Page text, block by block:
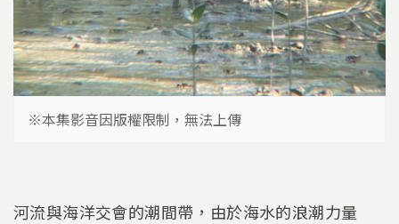
※本集影音因版權限制，無法上傳
河流與海洋交會的潮間帶，由於海水的浪潮力量